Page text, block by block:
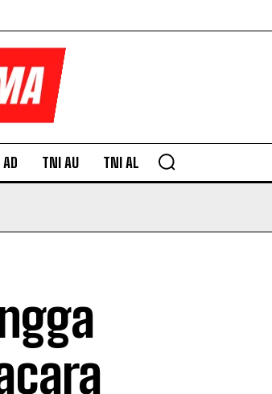
TNI AU TNI AL